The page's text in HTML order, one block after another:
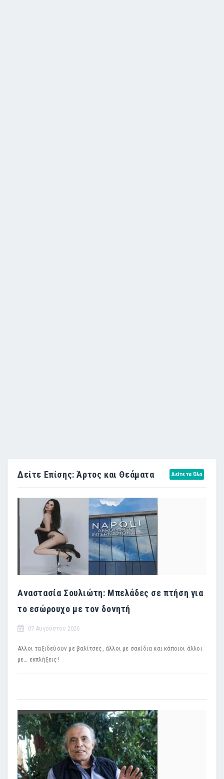
Δείτε Επίσης: Άρτος και Θεάματα Δείτε τα Όλα
Αναστασία Σουλιώτη: Μπελάδες σε πτήση για
το εσώρουχο με τον δονητή
07 Αυγούστου 2026
Αλλοι ταξιδεύουν με βαλίτσες, άλλοι με σακίδια και κάποιοι άλλοι
με… εκπλήξεις!